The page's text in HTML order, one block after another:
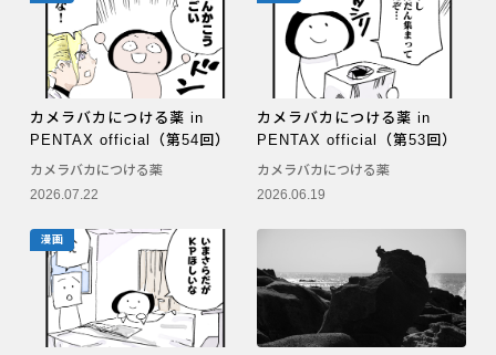
PENTAX K-3 Mark III Monochrome
PENTAX 17
PENTAX Qシリーズ
PENTAX K-1 Mark II
PENTAX KP
PENTAX 645Z
参考にした人の多
アクセスが多い順
カメラバカにつける薬 in
PENTAX official（第54回）
カメラバカにつける薬
2026.07.22
カメラバカにつける薬 in
PENTAX official（第53回）
カメラバカにつける薬
2026.06.19
漫画